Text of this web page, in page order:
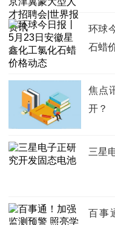
环球
石蜡
焦点
开？
三星
百事